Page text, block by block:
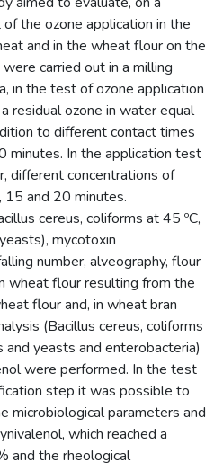
the ozone application in the
and in the wheat flour on the
carried out in a milling
in the test of ozone application
residual ozone in water equal
to different contact times
minutes. In the application test
different concentrations of
and 20 minutes.
cereus, coliforms at 45 ºC,
mycotoxin
number, alveography, flour
wheat flour resulting from the
flour and, in wheat bran
(Bacillus cereus, coliforms
and yeasts and enterobacteria)
were performed. In the test
step it was possible to
microbiological parameters and
which reached a
and the rheological